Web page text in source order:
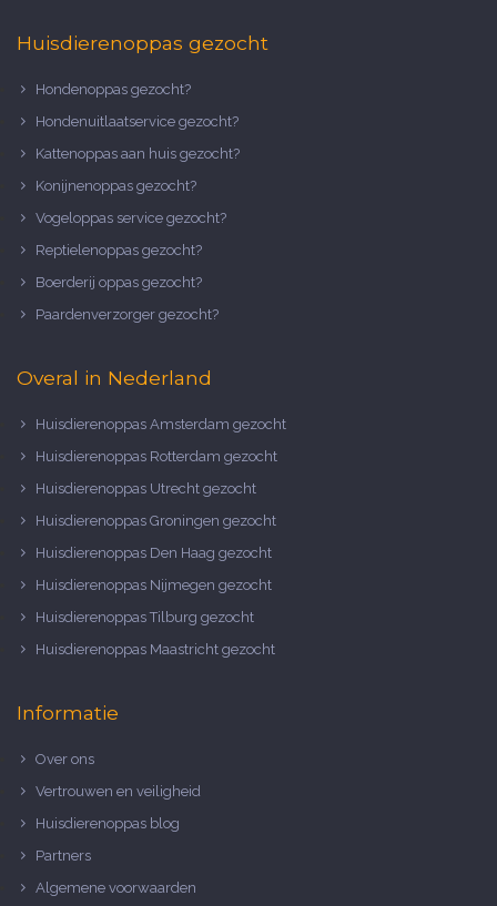
Huisdierenoppas gezocht
Hondenoppas gezocht?
Hondenuitlaatservice gezocht?
Kattenoppas aan huis gezocht?
Konijnenoppas gezocht?
Vogeloppas service gezocht?
Reptielenoppas gezocht?
Boerderij oppas gezocht?
Paardenverzorger gezocht?
Overal in Nederland
Huisdierenoppas Amsterdam gezocht
Huisdierenoppas Rotterdam gezocht
Huisdierenoppas Utrecht gezocht
Huisdierenoppas Groningen gezocht
Huisdierenoppas Den Haag gezocht
Huisdierenoppas Nijmegen gezocht
Huisdierenoppas Tilburg gezocht
Huisdierenoppas Maastricht gezocht
Informatie
Over ons
Vertrouwen en veiligheid
Huisdierenoppas blog
Partners
Algemene voorwaarden